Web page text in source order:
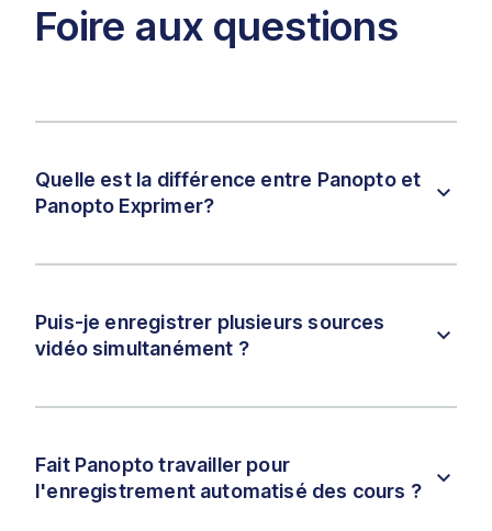
Foire aux questions
Quelle est la différence entre Panopto et
Panopto Exprimer?
Puis-je enregistrer plusieurs sources
vidéo simultanément ?
Fait Panopto travailler pour
l'enregistrement automatisé des cours ?